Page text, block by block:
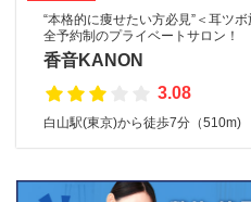
“本格的に痩せたい方必見”＜耳ツ
全予約制のプライベートサロン！
香音KANON
3.08
白山駅(東京)から徒歩7分（510m)